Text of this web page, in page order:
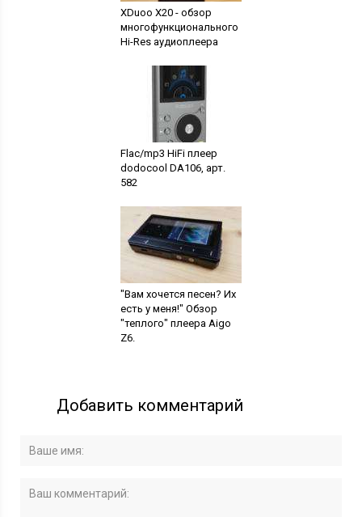
XDuoo X20 - обзор
многофункционального
Hi-Res аудиоплеера
Flac/mp3 HiFi плеер
dodocool DA106, арт.
582
"Вам хочется песен? Их
есть у меня!" Обзор
"теплого" плеера Aigo
Z6.
Добавить комментарий